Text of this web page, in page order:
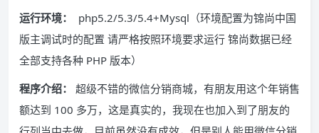
运行环境：
php5.2/5.3/5.4+Mysql（环境配置为锦尚中国
版主调试时的配置 请严格按照环境要求运行 锦尚数据已经
全部支持各种 PHP 版本）
程序介绍：
超级不错的微信分销商城，有朋友用这个年销售
额达到 100 多万，这是真实的，我现在也加入到了朋友的